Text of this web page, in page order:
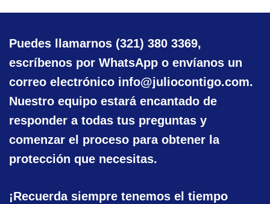
Puedes llamarnos (321) 380 3369,
escríbenos por WhatsApp o envíanos un
correo electrónico info@juliocontigo.com.
Nuestro equipo estará encantado de
responder a todas tus preguntas y
comenzar el proceso para obtener la
protección que necesitas.
¡Recuerda siempre tenemos el tiempo